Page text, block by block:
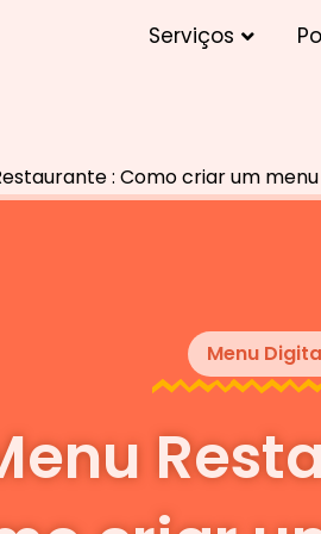
Serviços OPEN
: Como criar um
Menu